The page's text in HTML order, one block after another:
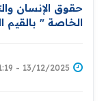
حقوق الإنسان
الخاصة " بالقيم
13/12/2025 - 01:19 صباحًا